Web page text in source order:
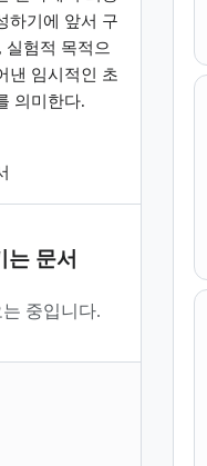
하기에 앞서 구
실험적 목적으
낸 임시적인 초
의미한다.
는 문서
중입니다.